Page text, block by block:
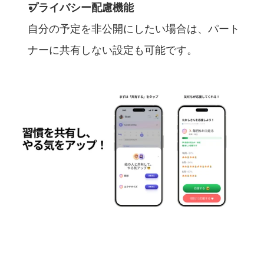
プライバシー配慮機能
自分の予定を非公開にしたい場合は、パート
ナーに共有しない設定も可能です。